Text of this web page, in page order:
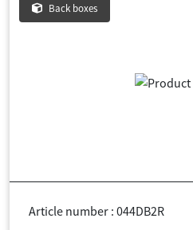
Back boxes
Article number : 044DB2R